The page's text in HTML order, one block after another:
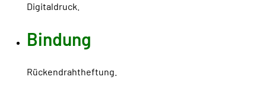
Digitaldruck.
Bindung
Rückendrahtheftung.